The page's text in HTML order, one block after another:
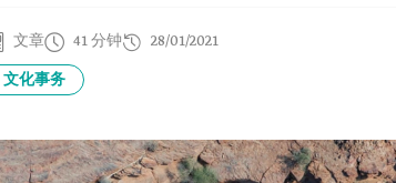
文章 41 分钟 28/01/2021
文化事务